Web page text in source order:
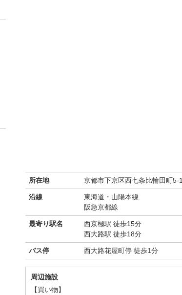
所在地 京都市下京区西七条比輪田町5-1
沿線
東海道・山陽本線
阪急京都線
最寄り駅名
西京極駅 徒歩15分
西大路駅 徒歩18分
バス停 西大路花屋町停 徒歩1分
周辺施設
【買い物】